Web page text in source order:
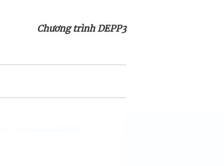
Chương trình DEPP3